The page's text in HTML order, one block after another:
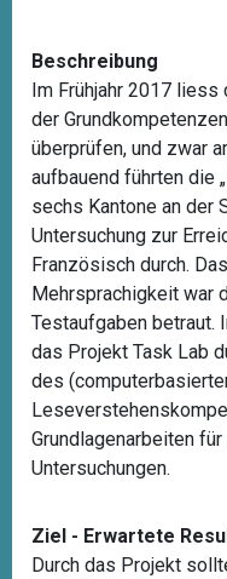
Beschreibung
Im Frühjahr 2017
der
überprüfen, und zwar
aufbauend führten die
sechs Kantone an der
Untersuchung zur
Französisch durch.
Mehrsprachigkeit war
Testaufgaben betraut.
das Projekt Task Lab
des
Grundlagenarbeiten
Untersuchungen.
Ziel - Erwartete
Durch das Projekt